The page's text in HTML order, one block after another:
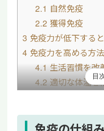
2.1 自然免疫
2.2 獲得免疫
3 免疫力が低下する
4 免疫力を高める方法
4.1生活習慣を改
4.2適切な体温を
【まとめ】免疫の
目